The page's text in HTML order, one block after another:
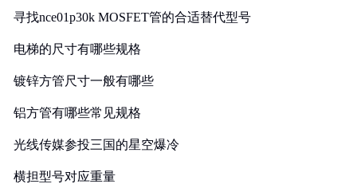
寻找nce01p30k MOSFET管的合适替代型号
电梯的尺寸有哪些规格
镀锌方管尺寸一般有哪些
铝方管有哪些常见规格
光线传媒参投三国的星空爆冷
横担型号对应重量